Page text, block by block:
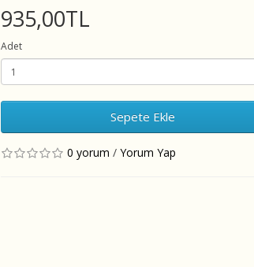
935,00TL
Adet
Sepete Ekle
0 yorum / Yorum Yap